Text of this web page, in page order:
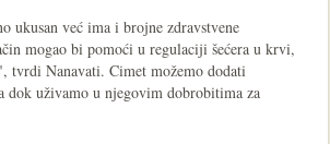
ukusan već ima i brojne zdravstvene
mogao bi pomoći u regulaciji šećera u krvi,
tvrdi Nanavati. Cimet možemo dodati
dok uživamo u njegovim dobrobitima za